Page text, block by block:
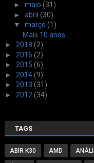
► maio (31)
► abril (30)
▼ março (1)
Mais 10 anos...
► 2018 (2)
► 2016 (2)
► 2015 (6)
► 2014(9)
► 2013 (31)
► 2012 (34)
TAGS
ABIR K30 AMD